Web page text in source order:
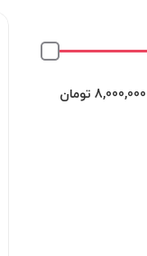
حداقل
حداکثر
8,000,000 تومان